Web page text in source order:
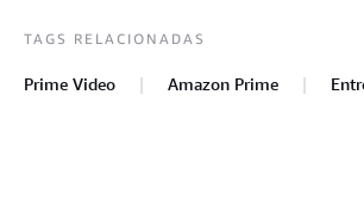
TAGS RELACIONADAS
Prime Video Amazon Prime